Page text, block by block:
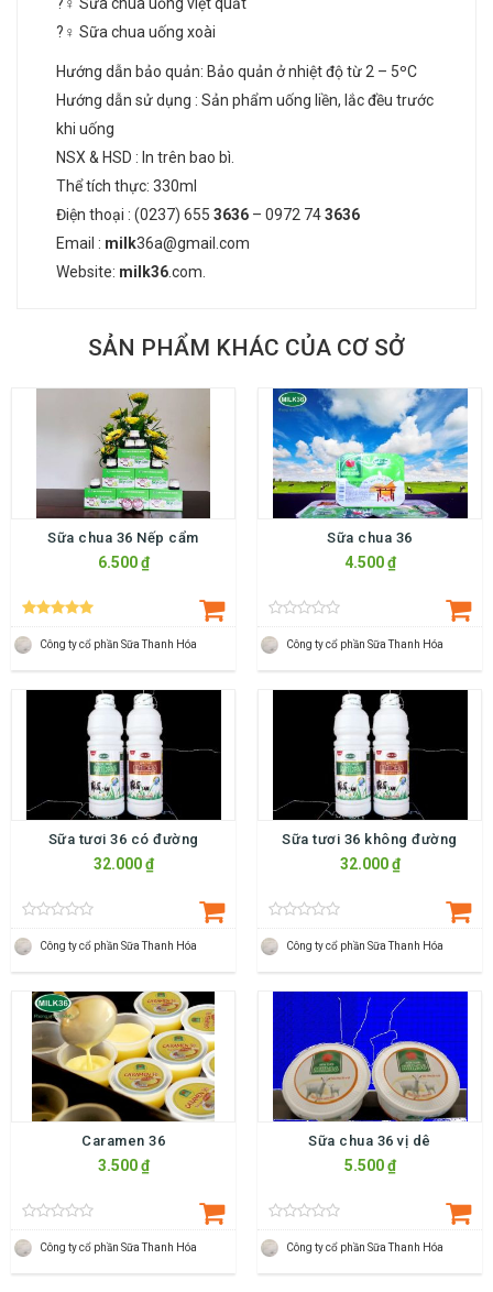
?‍♀️ Sữa chua uống xoài
Hướng dẫn bảo quản: Bảo quản ở nhiệt độ từ 2 – 5ºC
Hướng dẫn sử dụng : Sản phẩm uống liền, lắc đều trước
khi uống
NSX & HSD : In trên bao bì.
Thể tích thực: 330ml
Điện thoại : (0237) 655 3636 – 0972 743636
Email : milk36a@gmail.com
Website: milk36.com
SẢN PHẨM KHÁC CỦA CƠ SỞ
Sữa chua 36 Nếp cẩm
6.500 ₫
Công ty cổ phần Sữa Thanh Hóa
Sữa chua 36
4.500 ₫
Công ty cổ phần Sữa Thanh Hóa
Sữa tươi 36 có đường
32.000 ₫
Công ty cổ phần Sữa Thanh Hóa
Sữa tươi 36 không đường
32.000 ₫
Công ty cổ phần Sữa Thanh Hóa
Caramen 36
3.500 ₫
Công ty cổ phần Sữa Thanh Hóa
Sữa chua 36 vị dê
5.500 ₫
Công ty cổ phần Sữa Thanh Hóa